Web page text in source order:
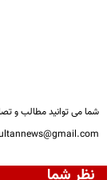
شما می توانید مطالب و
نظر شما